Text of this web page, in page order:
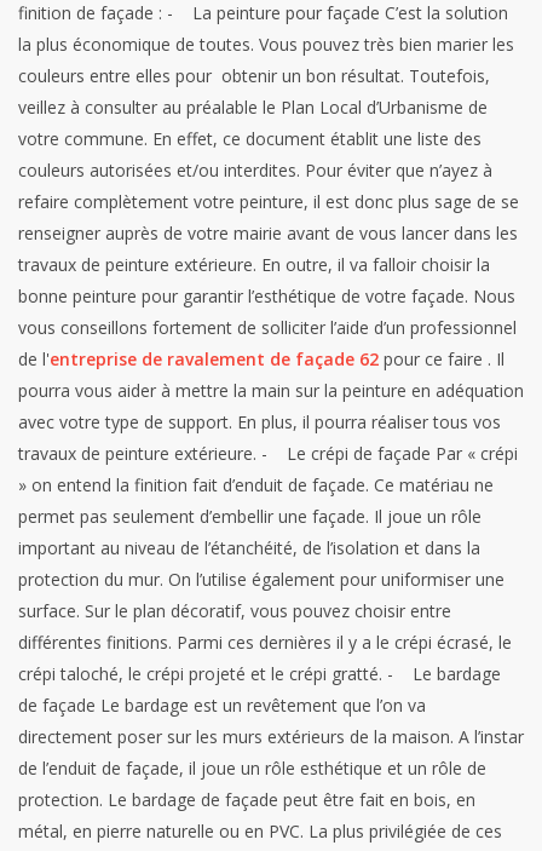
finition de façade : - La peinture pour façade C’est la solution
la plus économique de toutes. Vous pouvez très bien marier les
couleurs entre elles pour obtenir un bon résultat. Toutefois,
veillez à consulter au préalable le Plan Local d’Urbanisme de
votre commune. En effet, ce document établit une liste des
couleurs autorisées et/ou interdites. Pour éviter que n’ayez à
refaire complètement votre peinture, il est donc plus sage de se
renseigner auprès de votre mairie avant de vous lancer dans les
travaux de peinture extérieure. En outre, il va falloir choisir la
bonne peinture pour garantir l’esthétique de votre façade. Nous
vous conseillons fortement de solliciter l’aide d’un professionnel
de l'entreprise de ravalement de façade 62 pour ce faire . Il
pourra vous aider à mettre la main sur la peinture en adéquation
avec votre type de support. En plus, il pourra réaliser tous vos
travaux de peinture extérieure. - Le crépi de façade Par « crépi
» on entend la finition fait d’enduit de façade. Ce matériau ne
permet pas seulement d’embellir une façade. Il joue un rôle
important au niveau de l’étanchéité, de l’isolation et dans la
protection du mur. On l’utilise également pour uniformiser une
surface. Sur le plan décoratif, vous pouvez choisir entre
différentes finitions. Parmi ces dernières il y a le crépi écrasé, le
crépi taloché, le crépi projeté et le crépi gratté. - Le bardage
de façade Le bardage est un revêtement que l’on va
directement poser sur les murs extérieurs de la maison. A l’instar
de l’enduit de façade, il joue un rôle esthétique et un rôle de
protection. Le bardage de façade peut être fait en bois, en
métal, en pierre naturelle ou en PVC. La plus privilégiée de ces